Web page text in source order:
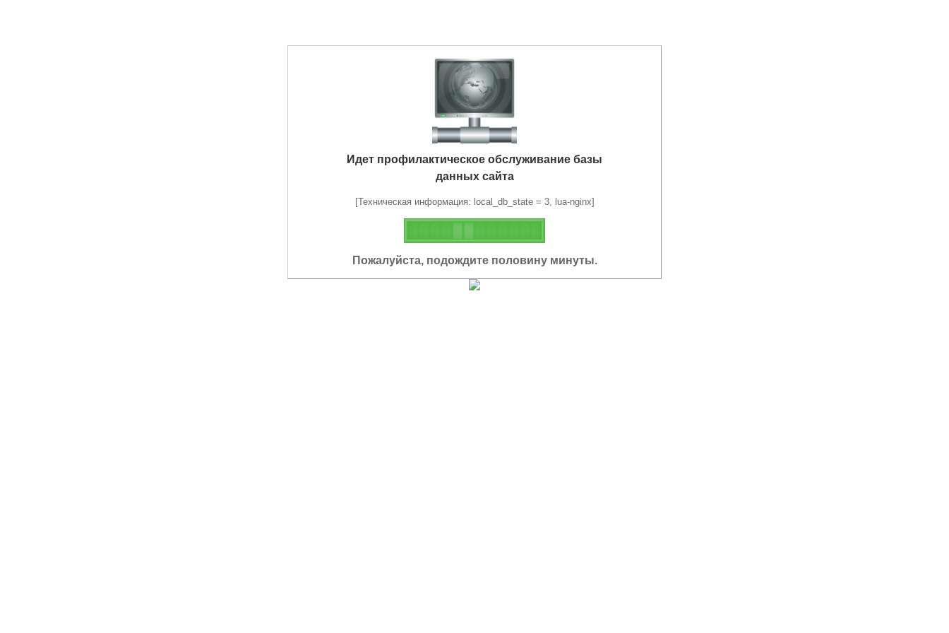
Идет профилактическое обслуживание базы
данных сайта
[Техническая информация: local_db_state = 3, lua-nginx]
Пожалуйста, подождите половину минуты.